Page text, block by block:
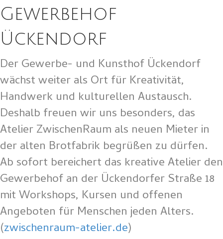
Gewerbehof
Ückendorf
Der Gewerbe- und Kunsthof Ückendorf
wächst weiter als Ort für Kreativität,
Handwerk und kulturellen Austausch.
Deshalb freuen wir uns besonders, das
Atelier ZwischenRaum als neuen Mieter in
der alten Brotfabrik begrüßen zu dürfen.
Ab sofort bereichert das kreative Atelier den
Gewerbehof an der Ückendorfer Straße 18
mit Workshops, Kursen und offenen
Angeboten für Menschen jeden Alters.
(zwischenraum-atelier.de)